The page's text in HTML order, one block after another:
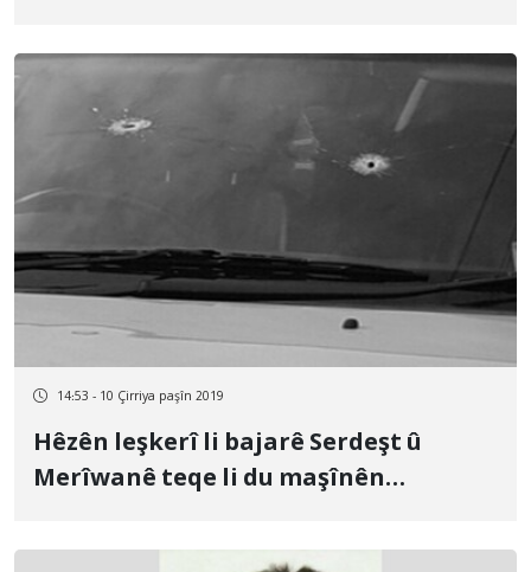
14:53 - 10 Çirriya paşîn 2019
Hêzên leşkerî li bajarê Serdeşt û
Merîwanê teqe li du maşînên